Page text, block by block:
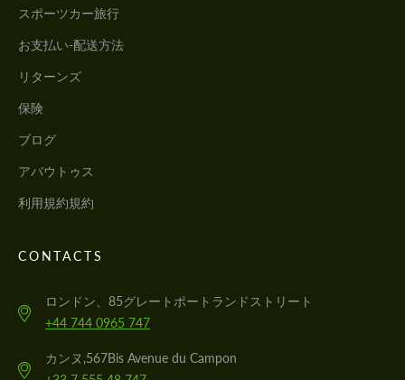
スポーツカー旅行
お支払い-配送方法
リターンズ
保険
ブログ
アバウトゥス
利用規約規約
CONTACTS
ロンドン、85グレートポートランドストリート
+44 744 0965 747
カンヌ,567Bis Avenue du Campon